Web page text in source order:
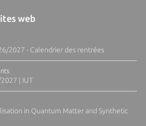
web
2027 - Calendrier des rentrées
| IUT
in Quantum Matter and Synthetic